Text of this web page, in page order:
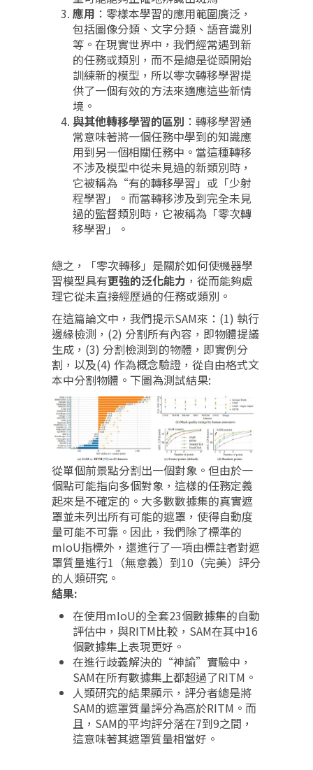
應用 ：零樣本學習的應用範圍廣泛，
包括圖像分類、文字分類、語音識別
等。在現實世界中，我們經常遇到新
的任務或類別，而不是總是從頭開始
訓練新的模型，所以零次轉移學習提
供了一個有效的方法來適應這些新情
境。
與其他轉移學習的區別 ：轉移學習通
常意味著將一個任務中學到的知識應
用到另一個相關任務中。當這種轉移
不涉及模型中從未見過的新類別時，
它被稱為“有的轉移學習」或「少射
程學習」。而當轉移涉及到完全未見
過的監督類別時，它被稱為「零次轉
移學習」。
總之，「零次轉移」是關於如何使機器學
習模型具有更強的泛化能力 ，從而能夠處
理它從未直接經歷過的任務或類別。
在這篇論文中，我們提示SAM來：(1) 執行
邊緣檢測，(2) 分割所有內容，即物體提議
生成，(3) 分割檢測到的物體，即實例分
割，以及(4) 作為概念驗證，從自由格式文
本中分割物體。下圖為測試結果:
從單個前景點分割出一個對象。但由於一
個點可能指向多個對象，這樣的任務定義
起來是不確定的。大多數數據集的真實遮
罩並未列出所有可能的遮罩，使得自動度
量可能不可靠。因此，我們除了標準的
mIoU指標外，還進行了一項由標註者對遮
罩質量進行1（無意義）到10（完美）評分
的人類研究。
結果:
在使用mIoU的全套23個數據集的自動
評估中，與RITM比較，SAM在其中16
個數據集上表現更好。
在進行歧義解決的“神諭”實驗中，
SAM在所有數據集上都超過了RITM。
人類研究的結果顯示，評分者總是將
SAM的遮罩質量評分為高於RITM。而
且，SAM的平均評分落在7到9之間，
這意味著其遮罩質量相當好。